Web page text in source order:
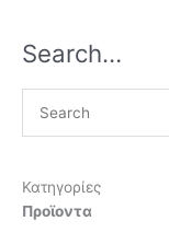
Search…
Κατηγορίες
Προϊοντα